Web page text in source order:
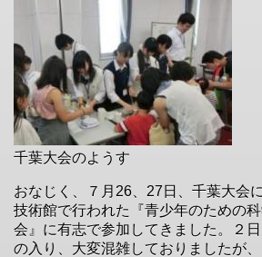
千葉大会のようす
おなじく、７月 26 27 日、千葉大会
技術館で行われた『青少年のための
会』に有志で参加してきました。２
の入り、大変混雑しておりましたが